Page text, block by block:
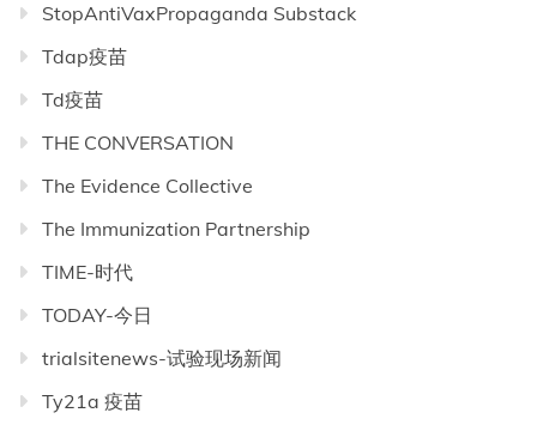
StopAntiVaxPropaganda Substack
Tdap疫苗
Td疫苗
THE CONVERSATION
The Evidence Collective
The Immunization Partnership
TIME-时代
TODAY-今日
trialsitenews-试验现场新闻
Ty21a 疫苗